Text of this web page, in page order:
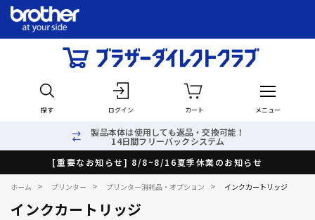
探す ログイン カート メニュー
製品本体は使用しても返品・交換可能！
14日間フリーバックシステム
[重要なお知らせ] 8/8~8/16夏季休業のお知らせ
ホーム > プリンター > プリンター消耗品・オプション > インクカートリッジ
インクカートリッジ